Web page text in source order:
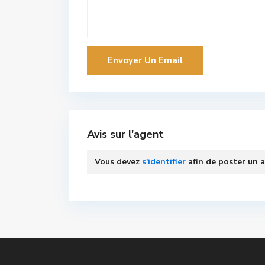
Avis sur l'agent
Vous devez s'identifier afin de poster un